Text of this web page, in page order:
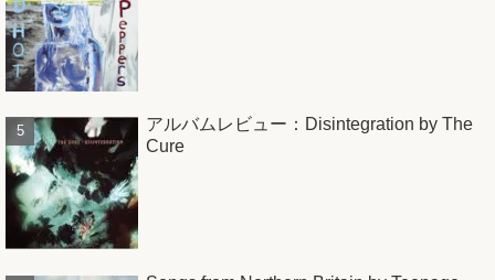
アルバムレビュー：Disintegration by The
Cure